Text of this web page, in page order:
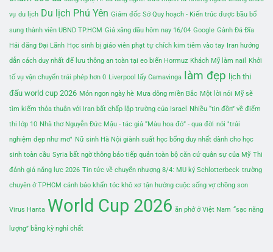
vụ du lịch Du lịch Phú Yên Giám đốc Sở Quy hoạch - Kiến trúc được bầu bổ
sung thành viên UBND TP.HCM Giá xăng dầu hôm nay 16/04 Google Gành Đá Đĩa
Hải đăng Đại Lãnh Học sinh bị giáo viên phạt tự chích kim tiêm vào tay Iran hướng
dẫn cách duy nhất để lưu thông an toàn tại eo biển Hormuz Khách Mỹ làm nail Khởi
tố vụ vận chuyển trái phép hơn 0 Liverpool lấy Camavinga làm đẹp lịch thi
đấu world cup 2026 Món ngon ngày hè Mưa dông miền Bắc Một lời nói Mỹ sẽ
tìm kiếm thỏa thuận với Iran bất chấp lập trường của Israel
Nhiều “tin đồn” về điểm
thi lớp 10 Nhà thơ Nguyễn Đức Mậu - tác giả “Màu hoa đỏ” - qua đời nói "trải
nghiệm đẹp như mơ" Nữ sinh Hà Nội giành suất học bổng duy nhất dành cho học
sinh toàn cầu Syria bất ngờ thông báo tiếp quản toàn bộ căn cứ quân sự của Mỹ Thi
đánh giá năng lực 2026 Tin tức về chuyển nhượng 8/4: MU ký Schlotterbeck trường
chuyên ở TPHCM cảnh báo khẩn tóc khô xơ tận hưởng cuộc sống vợ chồng son
Virus Hanta World Cup 2026 ăn phở ở Việt Nam “sạc năng
lượng” bằng kỳ nghỉ chất